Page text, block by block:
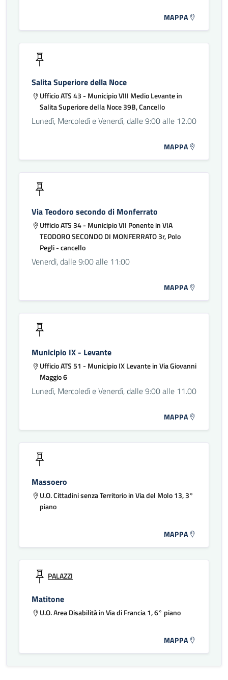
MAPPA
Salita Superiore della Noce
Ufficio ATS 43 - Municipio VIII Medio Levante in
Salita Superiore della Noce 39B, Cancello
Lunedì, Mercoledì e Venerdì, dalle 9:00 alle 12.00
MAPPA
Via Teodoro secondo di Monferrato
Ufficio ATS 34 - Municipio VII Ponente in VIA
TEODORO SECONDO DI MONFERRATO 3r, Polo
Pegli - cancello
Venerdì, dalle 9:00 alle 11:00
MAPPA
Municipio IX - Levante
Ufficio ATS 51 - Municipio IX Levante in Via Giovanni
Maggio 6
Lunedì, Mercoledì e Venerdì, dalle 9:00 alle 11.00
MAPPA
Massoero
U.O. Cittadini senza Territorio in Via del Molo 13, 3°
piano
MAPPA
PALAZZI
Matitone
U.O. Area Disabilità in Via di Francia 1, 6° piano
MAPPA